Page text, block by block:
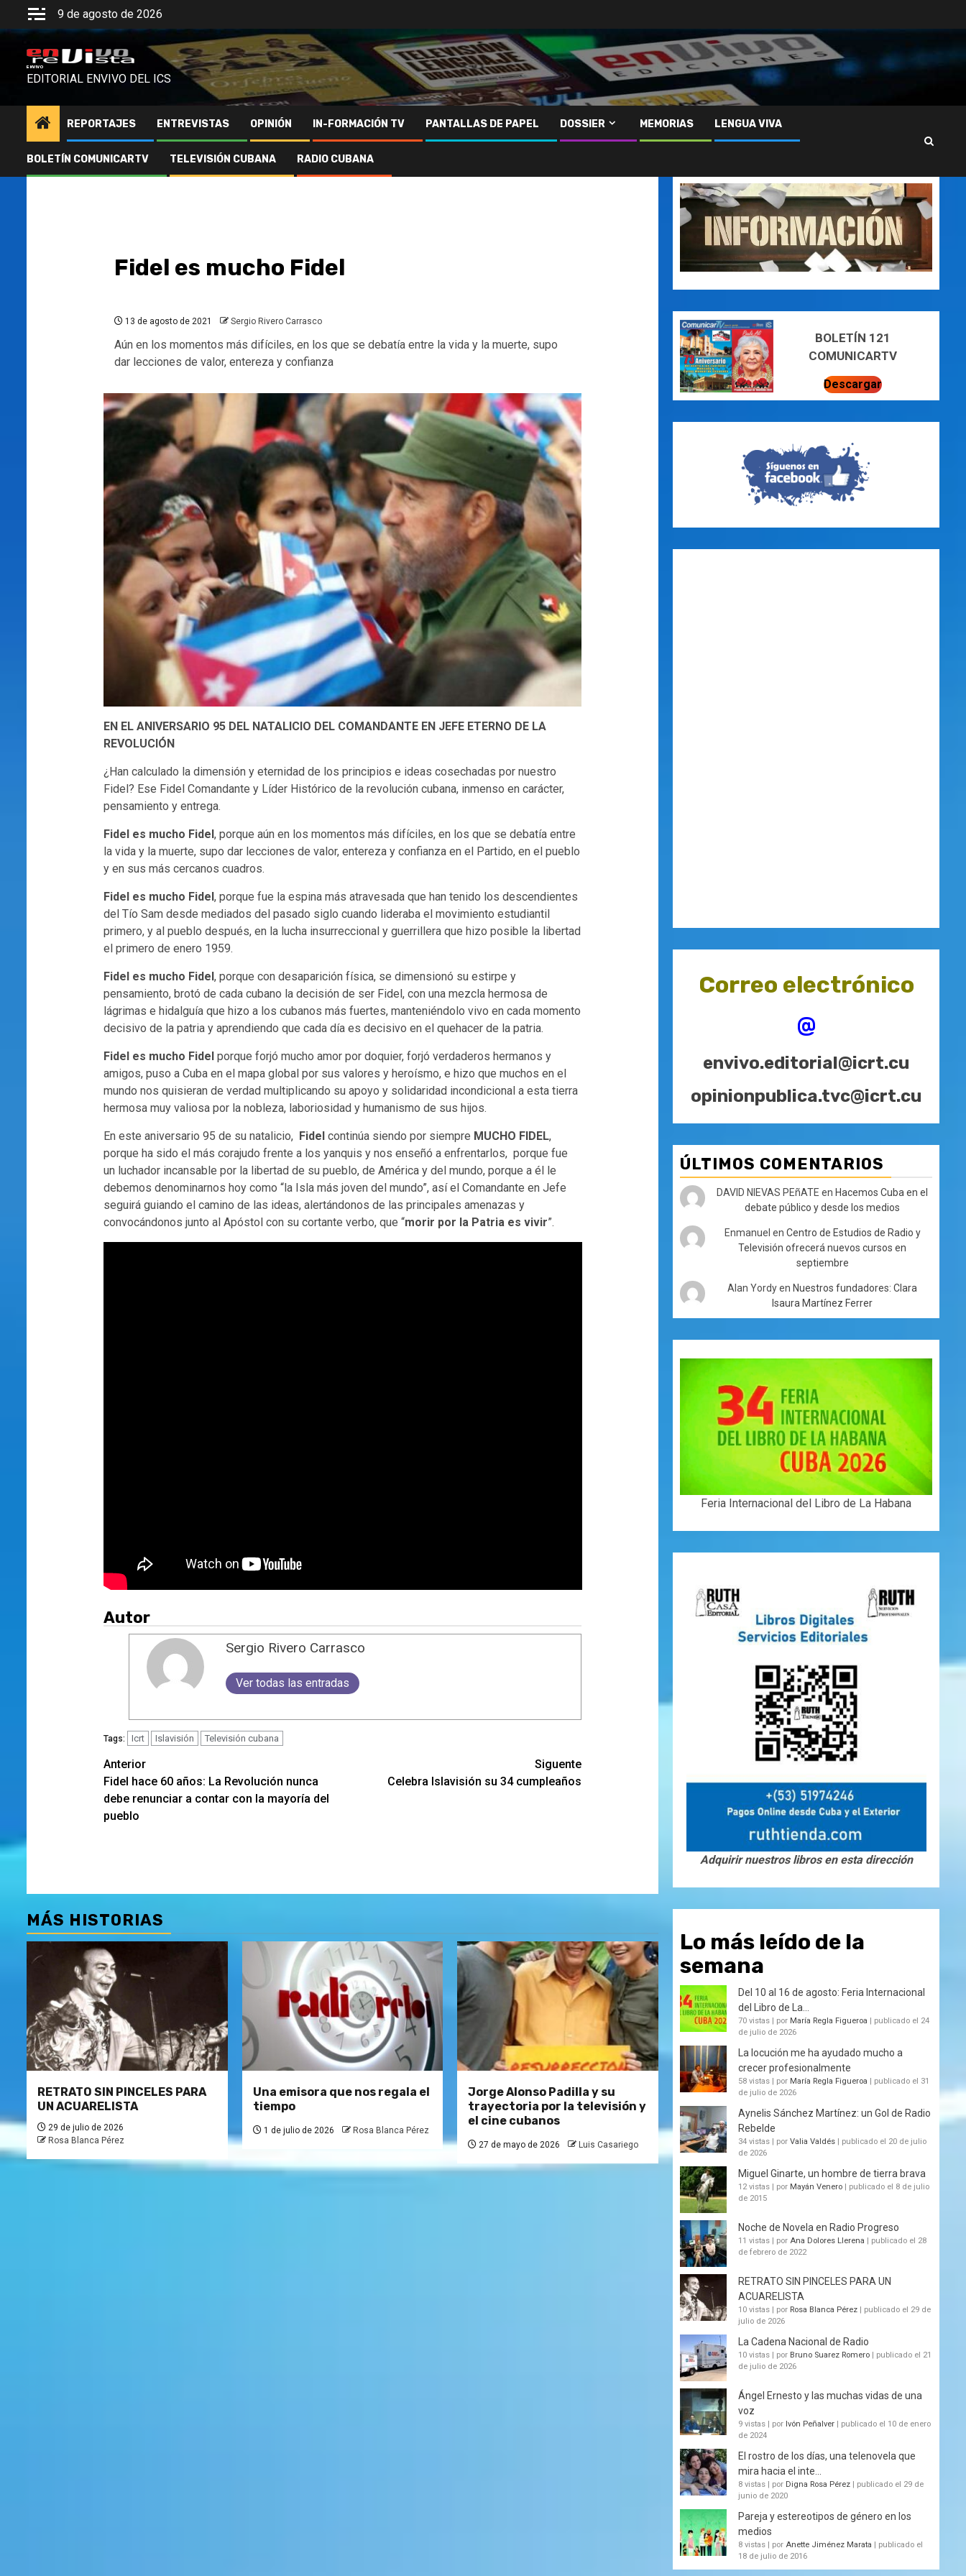
9 de agosto de 2026
ENVIVO
EDITORIAL ENVIVO DEL ICS
REPORTAJES ENTREVISTAS OPINIÓN IN-FORMACIÓN TV PANTALLAS DE PAPEL DOSSIER MEMORIAS LENGUA VIVA
BOLETÍN COMUNICARTV TELEVISIÓN CUBANA RADIO CUBANA
Fidel es mucho Fidel
13 de agosto de 2021 Sergio Rivero Carrasco
Aún en los momentos más difíciles, en los que se debatía entre la vida y la muerte, supo
dar lecciones de valor, entereza y confianza
EN EL ANIVERSARIO 95 DEL NATALICIO DEL COMANDANTE EN JEFE ETERNO DE LA
REVOLUCIÓN
¿Han calculado la dimensión y eternidad de los principios e ideas cosechadas por nuestro
Fidel? Ese Fidel Comandante y Líder Histórico de la revolución cubana, inmenso en carácter,
pensamiento y entrega.
Fidel es mucho Fidel, porque aún en los momentos más difíciles, en los que se debatía entre
la vida y la muerte, supo dar lecciones de valor, entereza y confianza en el Partido, en el pueblo
y en sus más cercanos cuadros.
Fidel es mucho Fidel, porque fue la espina más atravesada que han tenido los descendientes
del Tío Sam desde mediados del pasado siglo cuando lideraba el movimiento estudiantil
primero, y al pueblo después, en la lucha insurreccional y guerrillera que hizo posible la libertad
el primero de enero 1959.
Fidel es mucho Fidel, porque con desaparición física, se dimensionó su estirpe y
pensamiento, brotó de cada cubano la decisión de ser Fidel, con una mezcla hermosa de
lágrimas e hidalguía que hizo a los cubanos más fuertes, manteniéndolo vivo en cada momento
decisivo de la patria y aprendiendo que cada día es decisivo en el quehacer de la patria.
Fidel es mucho Fidelporque forjó mucho amor por doquier, forjó verdaderos hermanos y
amigos, puso a Cuba en el mapa global por sus valores y heroísmo, e hizo que muchos en el
mundo nos quisieran de verdad multiplicando su apoyo y solidaridad incondicional a esta tierra
hermosa muy valiosa por la nobleza, laboriosidad y humanismo de sus hijos.
En este aniversario 95 de su natalicio, Fidelcontinúa siendo por siempre MUCHO FIDEL,
porque ha sido el más corajudo frente a los yanquis y nos enseñó a enfrentarlos, porque fue
un luchador incansable por la libertad de su pueblo, de América y del mundo, porque a él le
debemos denominarnos hoy como “la Isla más joven del mundo”, así el Comandante en Jefe
seguirá guiando el camino de las ideas, alertándonos de las principales amenazas y
convocándonos junto al Apóstol con su cortante verbo, que “morir por la Patria es vivir”.
Autor
Sergio Rivero Carrasco
Ver todas las entradas
Tags: Icrt Islavisión Televisión cubana
Navegación
de
entradas
Anterior
Fidel hace 60 años: La Revolución nunca
debe renunciar a contar con la mayoría del
pueblo
Siguente
Celebra Islavisión su 34 cumpleaños
MÁS HISTORIAS
RETRATO SIN PINCELES PARA
UN ACUARELISTA
29 de julio de 2026
Rosa Blanca Pérez
Una emisora que nos regala el
tiempo
1 de julio de 2026 Rosa Blanca Pérez
Jorge Alonso Padilla y su
trayectoria por la televisión y
el cine cubanos
27 de mayo de 2026 Luis Casariego
BOLETÍN 121
COMUNICARTV
Descargar
Correo electrónico
@
envivo.editorial@icrt.cu
opinionpublica.tvc@icrt.cu
ÚLTIMOS COMENTARIOS
DAVID NIEVAS PEñATE en Hacemos Cuba en el
debate público y desde los medios
Enmanuel en Centro de Estudios de Radio y
Televisión ofrecerá nuevos cursos en
septiembre
Alan Yordyen Nuestros fundadores: Clara
Isaura Martínez Ferrer
Feria Internacional del Libro de La Habana
Adquirir nuestros libros en esta dirección
Lo más leído de la
semana
Del 10 al 16 de agosto: Feria Internacional
del Libro de La...
70 vistas | por María Regla Figueroa | publicado el 24
de julio de 2026
La locución me ha ayudado mucho a
crecer profesionalmente
58 vistas | por María Regla Figueroa | publicado el 31
de julio de 2026
Aynelis Sánchez Martínez: un Gol de Radio
Rebelde
34 vistas | por Valia Valdés | publicado el 20 de julio
de 2026
Miguel Ginarte, un hombre de tierra brava
12 vistas | por Mayán Venero | publicado el 8 de julio
de 2015
Noche de Novela en Radio Progreso
11 vistas | por Ana Dolores Llerena | publicado el 28
de febrero de 2022
RETRATO SIN PINCELES PARA UN
ACUARELISTA
10 vistas | por Rosa Blanca Pérez | publicado el 29 de
julio de 2026
La Cadena Nacional de Radio
10 vistas | por Bruno Suarez Romero | publicado el 21
de julio de 2026
Ángel Ernesto y las muchas vidas de una
voz
9 vistas | por Ivón Peñalver | publicado el 10 de enero
de 2024
El rostro de los días, una telenovela que
mira hacia el inte...
8 vistas | por Digna Rosa Pérez | publicado el 29 de
junio de 2020
Pareja y estereotipos de género en los
medios
8 vistas | por Anette Jiménez Marata | publicado el
18 de julio de 2016